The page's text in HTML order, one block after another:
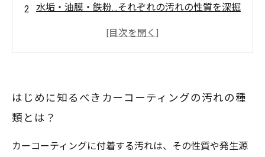
水垢・油膜・鉄粉…それぞれの汚れの性質を深掘
に落とす方法
正しいメンテナンスでカーコーティングを長持
ちさせる秘訣
はじめに知るべきカーコーティングの汚れの種
類とは？
カーコーティングに付着する汚れは、その性質や発生源